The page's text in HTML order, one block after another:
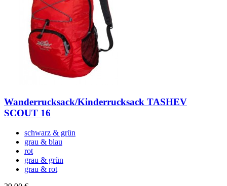
Wanderrucksack/Kinderrucksack TASHEV
SCOUT 16
schwarz & grün
grau & blau
rot
grau & grün
grau & rot